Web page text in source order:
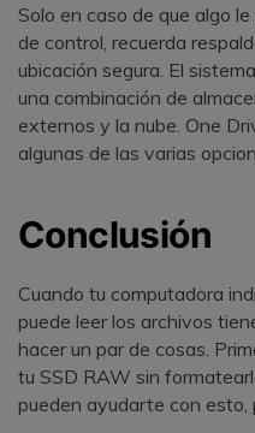
Solo en caso de que algo
de control, recuerda
ubicación segura. El
una combinación de
externos y la nube. One
algunas de las varias
Conclusión
Cuando tu computadora
puede leer los archivos
hacer un par de cosas.
tu SSD RAW sin
pueden ayudarte con esto,